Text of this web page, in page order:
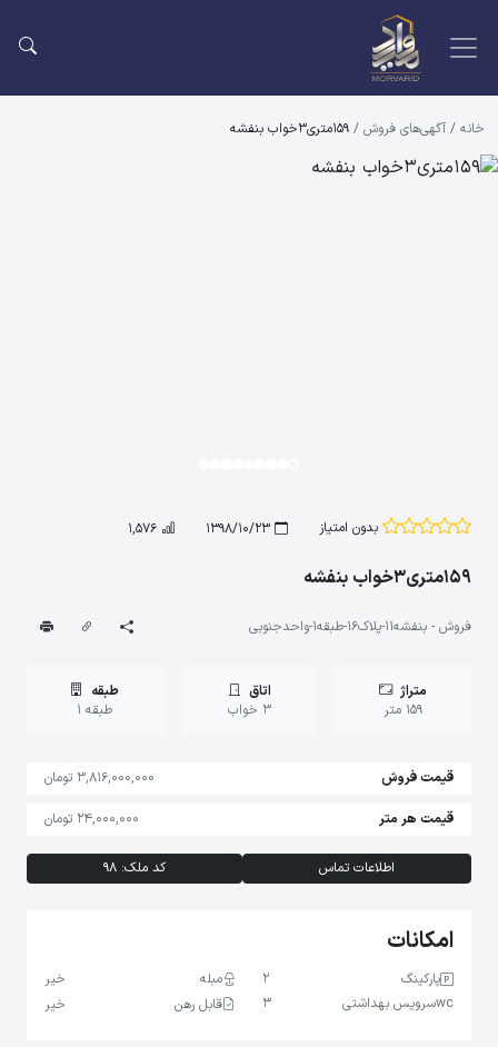
خانه / آگهی‌های فروش / 159متری3خواب بنفشه
بدون امتیاز
159متری3خواب بنفشه
فروش - بنفشه11-پلاک16-طبقه1-واحدجنوبی
متراژ
159 متر
اتاق
3 خواب
طبقه
طبقه 1
قیمت فروش 3,816,000,000 تومان
قیمت هر متر 24,000,000 تومان
اطلاعات تماس کد ملک: 98
امکانات
پارکینگ
2
wcسرویس بهداشتی 3
مبله
خیر
قابل رهن
خیر